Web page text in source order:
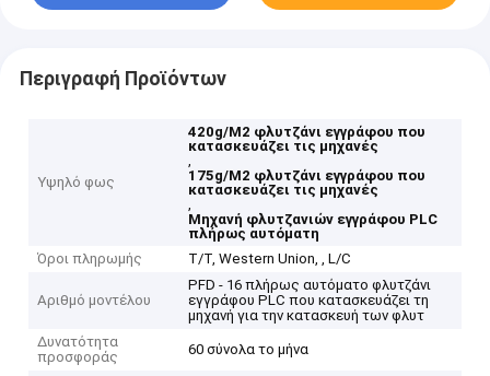
Περιγραφή Προϊόντων
Υψηλό φως
420g/M2 φλυτζάνι εγγράφου που
κατασκευάζει τις μηχανές
,
175g/M2 φλυτζάνι εγγράφου που
κατασκευάζει τις μηχανές
,
Μηχανή φλυτζανιών εγγράφου PLC
πλήρως αυτόματη
Όροι πληρωμής
T/T, Western Union, , L/C
Αριθμό μοντέλου
PFD - 16 πλήρως αυτόματο φλυτζάνι
εγγράφου PLC που κατασκευάζει τη
μηχανή για την κατασκευή των φλυτ
Δυνατότητα
προσφοράς
60 σύνολα το μήνα